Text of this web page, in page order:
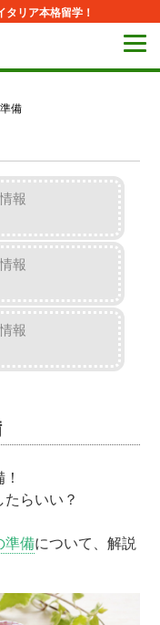
リア本格留学！
備
報
報
報
らいい？
準備について、解説